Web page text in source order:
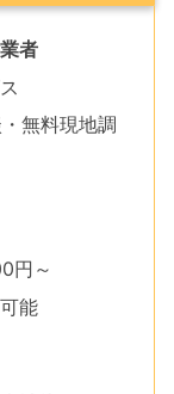
者
無料現地調
円～
能